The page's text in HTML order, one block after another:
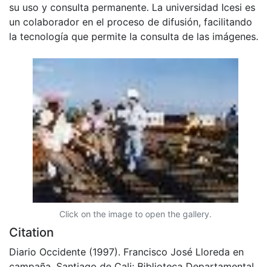
su uso y consulta permanente. La universidad Icesi es
un colaborador en el proceso de difusión, facilitando
la tecnología que permite la consulta de las imágenes.
Click on the image to open the gallery.
Citation
Diario Occidente (1997). Francisco José Lloreda en